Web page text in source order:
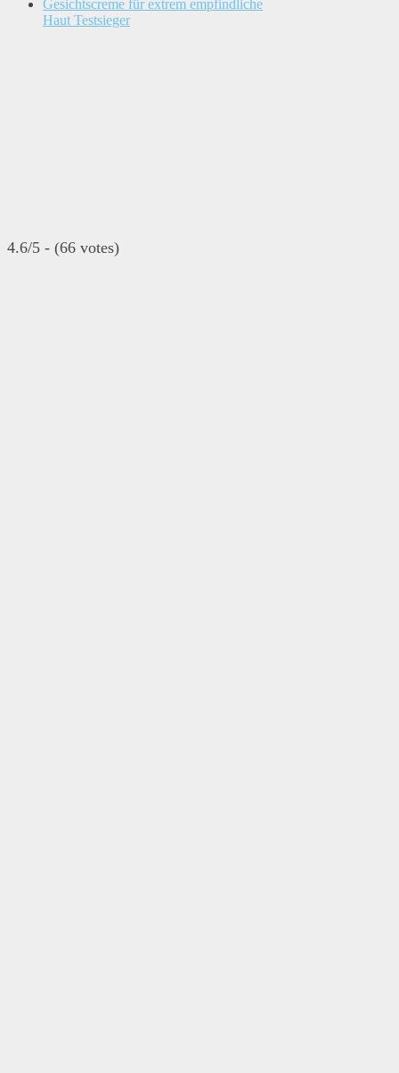
Gesichtscreme für extrem empfindliche
Haut Testsieger
4.6/5 - (66 votes)